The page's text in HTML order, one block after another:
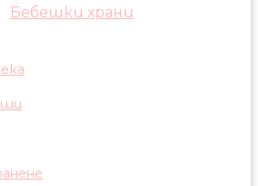
Бебешки храни